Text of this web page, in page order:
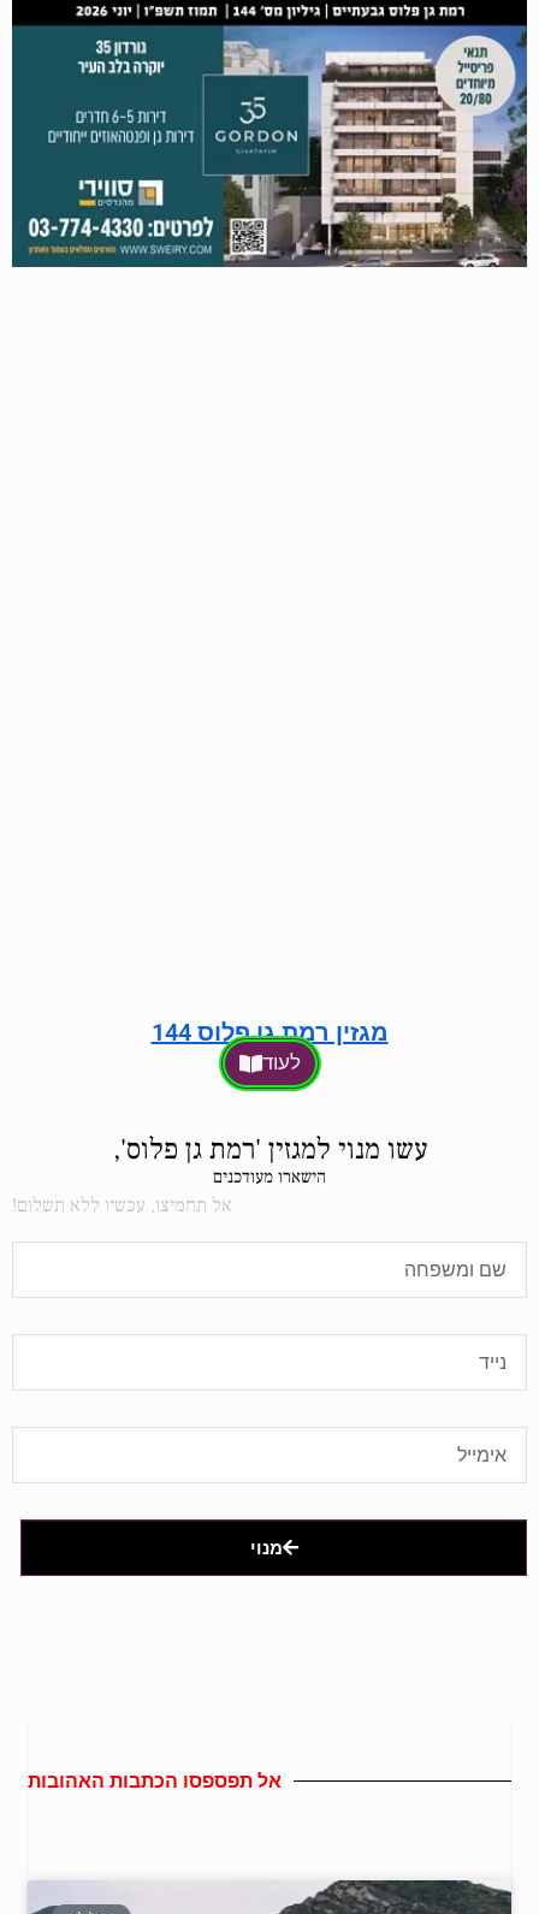
מגזין רמת גן פלוס 144
לעוד
עשו מנוי למגזין 'רמת גן פלוס',
הישארו מעודכנים
אל תחמיצו, עכשיו ללא תשלום!
מנוי
אל תפספסו הכתבות האהובות